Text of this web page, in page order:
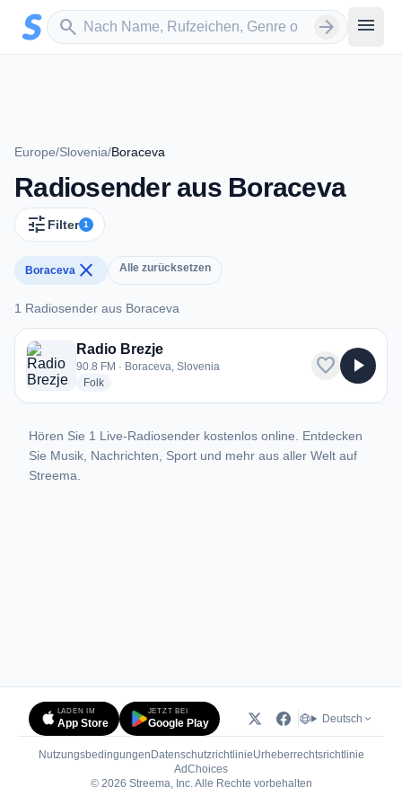
Zum Hauptinhalt springen
search
Sender suchen arrow_forward menu
Europe/Slovenia/Boraceva
Radiosender aus Boraceva
tune Filter 1
Boraceva close Alle zurücksetzen
1 Radiosender aus Boraceva
1 Radiosender aus Boraceva
Radio Brezje
90.8 FM · Boraceva, Slovenia
Folkradio stations
favorite play_arrow
Hören Sie 1 Live-Radiosender kostenlos online. Entdecken
Sie Musik, Nachrichten, Sport und mehr aus aller Welt auf
Streema.
LADEN IM
App Store
JETZT BEI
Google Play Deutsch
Nutzungsbedingungen DatenschutzrichtlinieUrheberrechtsrichtlinie
AdChoices(öffnet in neuem Tab)
© 2026 Streema, Inc. Alle Rechte vorbehalten